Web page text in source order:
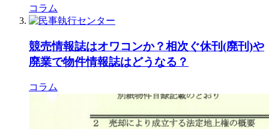
コラム
競売情報誌はオワコンか？相次ぐ休刊(廃刊)や
廃業で物件情報誌はどうなる？
コラム